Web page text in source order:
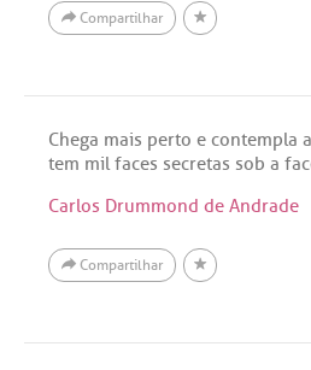
Compartilhar
Chega mais perto e contempla
tem mil faces secretas sob a
Carlos Drummond de Andrade
Compartilhar